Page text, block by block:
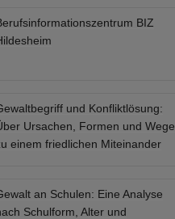
BIZ
und Konfliktlösung:
Ursachen, Formen und Wege
einem friedlichen Miteinander
an Schulen: Eine Analyse
Schulform, Alter und